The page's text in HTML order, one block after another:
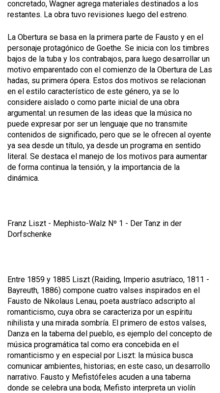
concretado, Wagner agrega materiales destinados a los
restantes. La obra tuvo revisiones luego del estreno.
La Obertura se basa en la primera parte de Fausto y en el
personaje protagónico de Goethe. Se inicia con los timbres
bajos de la tuba y los contrabajos, para luego desarrollar un
motivo emparentado con el comienzo de la Obertura de Las
hadas, su primera ópera. Estos dos motivos se relacionan
en el estilo característico de este género, ya se lo
considere aislado o como parte inicial de una obra
argumental: un resumen de las ideas que la música no
puede expresar por ser un lenguaje que no transmite
contenidos de significado, pero que se le ofrecen al oyente
ya sea desde un título, ya desde un programa en sentido
literal. Se destaca el manejo de los motivos para aumentar
de forma continua la tensión, y la importancia de la
dinámica.
Franz Liszt - Mephisto-Walz Nº 1 - Der Tanz in der
Dorfschenke
Entre 1859 y 1885 Liszt (Raiding, Imperio asutríaco, 1811 -
Bayreuth, 1886) compone cuatro valses inspirados en el
Fausto de Nikolaus Lenau, poeta austríaco adscripto al
romanticismo, cuya obra se caracteriza por un espíritu
nihilista y una mirada sombría. El primero de estos valses,
Danza en la taberna del pueblo, es ejemplo del concepto de
música programática tal como era concebida en el
romanticismo y en especial por Liszt: la música busca
comunicar ambientes, historias; en este caso, un desarrollo
narrativo. Fausto y Mefistófeles acuden a una taberna
donde se celebra una boda; Mefisto interpreta un violín